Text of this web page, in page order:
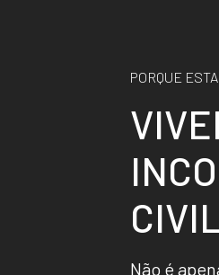
PORQUE
VIVE
INCO
CIVI
Não é